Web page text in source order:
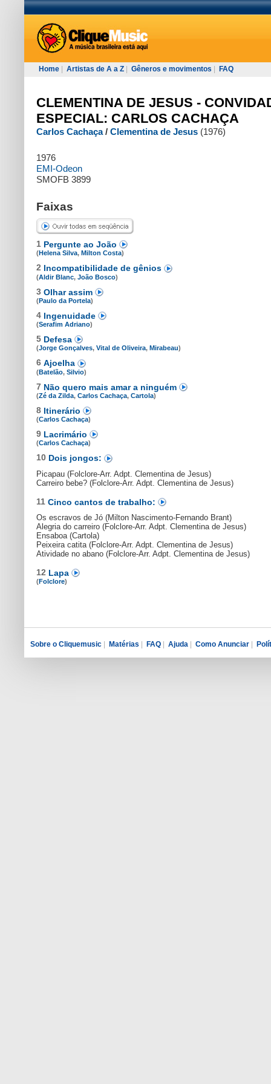
Home Artistas de A a Z Gêneros e movimentos FAQ
CLEMENTINA DE JESUS -
ESPECIAL: CARLOS CACHAÇA
Carlos Cachaça/ Clementina de Jesus (1976)
1976
EMI-Odeon
SMOFB 3899
Faixas
1 Pergunte ao João
(Helena Silva, Milton Costa)
2 Incompatibilidade de gênios
(Aldir Blanc, João Bosco)
3 Olhar assim
(Paulo da Portela)
4 Ingenuidade
(Serafim Adriano)
5 Defesa
(Jorge Gonçalves, Vital de Oliveira, Mirabeau)
6 Ajoelha
(Batelão, Silvio)
7 Não quero mais amar a ninguém
(Zé da Zilda, Carlos Cachaça, Cartola)
8 Itinerário
(Carlos Cachaça)
9 Lacrimário
(Carlos Cachaça)
10 Dois jongos:
Picapau (Folclore-Arr. Adpt. Clementina de Jesus)
Carreiro bebe? (Folclore-Arr. Adpt. Clementina de Jesus)
11 Cinco cantos de trabalho:
Os escravos de Jó (Milton Nascimento-Fernando Brant)
Alegria do carreiro (Folclore-Arr. Adpt. Clementina de Jesus)
Ensaboa (Cartola)
Peixeira catita (Folclore-Arr. Adpt. Clementina de Jesus)
Atividade no abano (Folclore-Arr. Adpt. Clementina de Jesus)
12 Lapa
(Folclore)
Sobre o Cliquemusic Matérias FAQ Ajuda Como Anunciar